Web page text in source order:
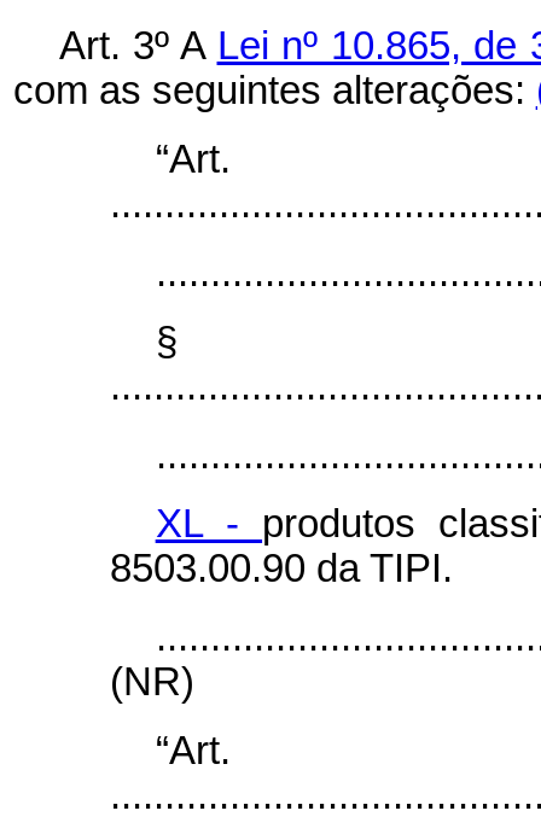
Art. 3º A Lei nº 10.865,
com as seguintes alterações:
§
XL - produtos
8503.00.90 da TIPI.
(NR)